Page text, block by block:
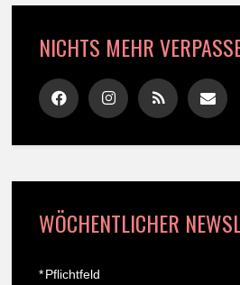
NICHTS MEHR
WÖCHENTLICHER
*Pflichtfeld